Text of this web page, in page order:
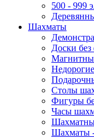
500 - 999
Шахматы
Доски
Столы
Фигуры
Часы
Шахматы -